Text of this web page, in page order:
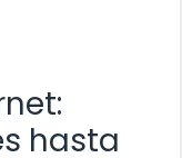
hasta